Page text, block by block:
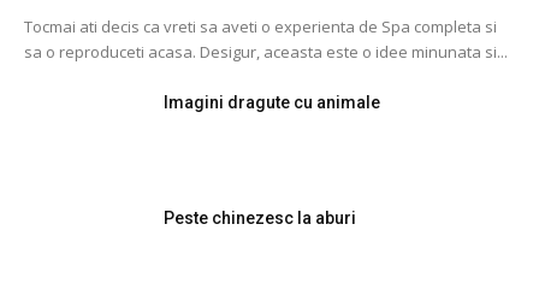
Tocmai ati decis ca vreti sa aveti o experienta de Spa completa si
sa o reproduceti acasa. Desigur, aceasta este o idee minunata si...
Imagini dragute cu animale
Peste chinezesc la aburi